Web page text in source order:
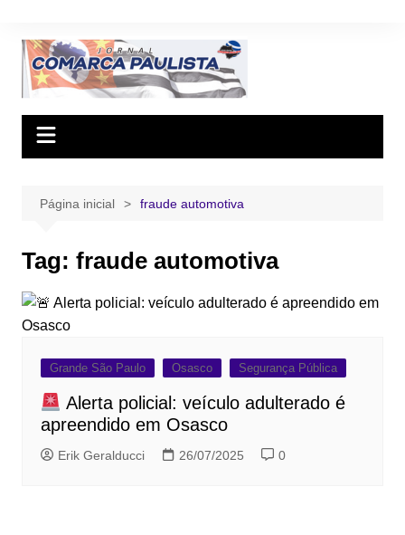
conteúdo
Página inicial fraude automotiva
Tag: fraude automotiva
Grande São Paulo Osasco Segurança Pública
Alerta policial: veículo adulterado é
apreendido em Osasco
Erik Geralducci 26/07/2025 0